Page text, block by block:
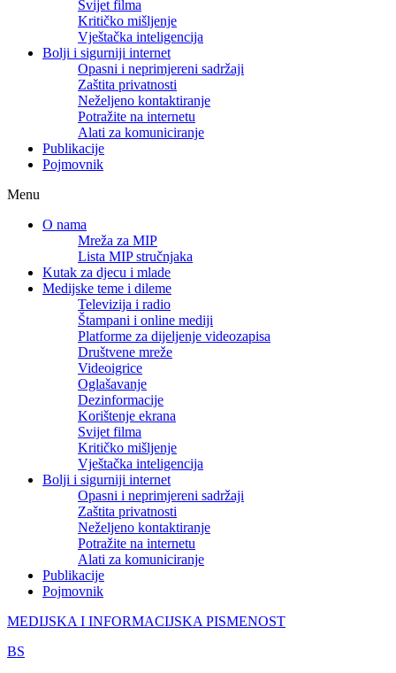
Svijet filma
Kritičko mišljenje
Vještačka inteligencija
Bolji i sigurniji internet
Opasni i neprimjereni sadržaji
Zaštita privatnosti
Neželjeno kontaktiranje
Potražite na internetu
Alati za komuniciranje
Publikacije
Pojmovnik
Menu
O nama
Mreža za MIP
Lista MIP stručnjaka
Kutak za djecu i mlade
Medijske teme i dileme
Televizija i radio
Štampani i online mediji
Platforme za dijeljenje videozapisa
Društvene mreže
Videoigrice
Oglašavanje
Dezinformacije
Korištenje ekrana
Svijet filma
Kritičko mišljenje
Vještačka inteligencija
Bolji i sigurniji internet
Opasni i neprimjereni sadržaji
Zaštita privatnosti
Neželjeno kontaktiranje
Potražite na internetu
Alati za komuniciranje
Publikacije
Pojmovnik
MEDIJSKA I INFORMACIJSKA PISMENOST
BS